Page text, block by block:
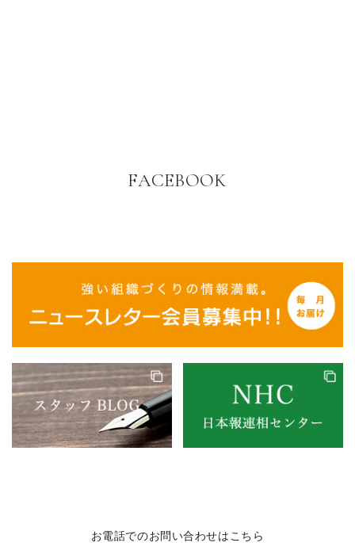
FACEBOOK
お電話でのお問い合わせはこちら